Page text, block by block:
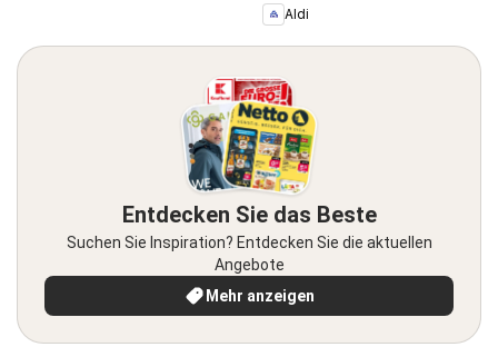
Aldi
Entdecken Sie das Beste
Suchen Sie Inspiration? Entdecken Sie die aktuellen
Angebote
Mehr anzeigen